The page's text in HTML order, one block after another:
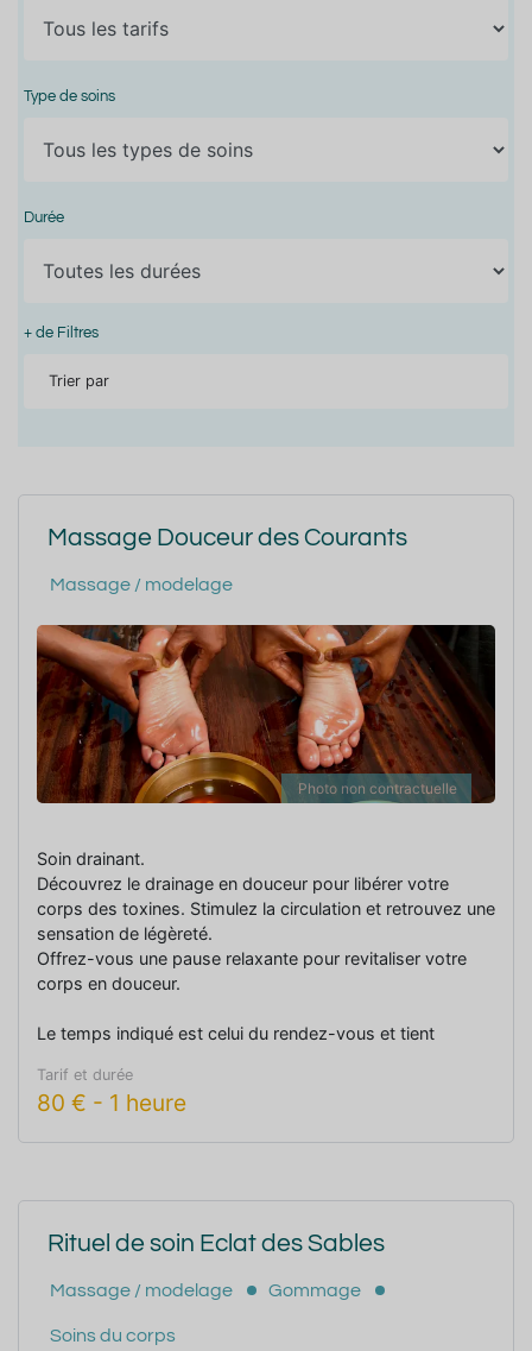
Type de soins
Durée
+ de Filtres
Trier par
Massage Douceur des Courants
Massage / modelage
Photo non contractuelle
Soin drainant.
Découvrez le drainage en douceur pour libérer votre
corps des toxines. Stimulez la circulation et retrouvez une
sensation de légèreté.
Offrez-vous une pause relaxante pour revitaliser votre
corps en douceur.
Le temps indiqué est celui du rendez-vous et tient
Tarif et durée
80 € - 1 heure
Rituel de soin Eclat des Sables
Massage / modelage Gommage
Soins du corps